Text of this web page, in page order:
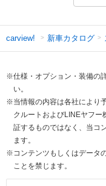
carview! 新車カタログ
※仕様・オプション・装備の
い。
※当情報の内容は各社により
クルートおよびLINEヤフー
証するものではなく、当コ
ます。
※コンテンツもしくはデータ
ことを禁じます。